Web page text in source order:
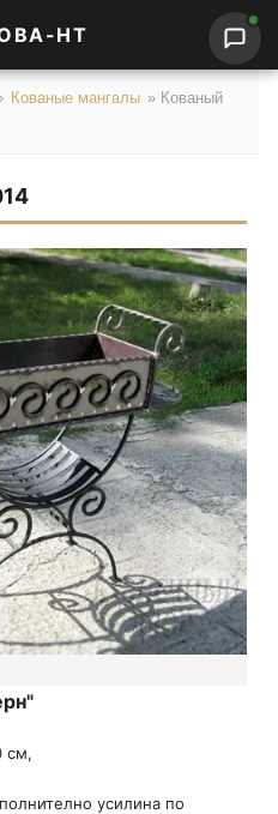
НТ
Кованые мангалы » Кованый
см,
усилина по